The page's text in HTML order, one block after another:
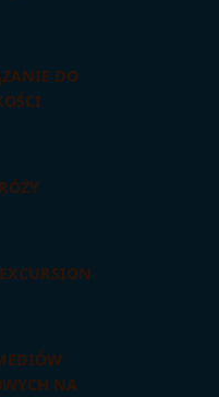
DO
NA